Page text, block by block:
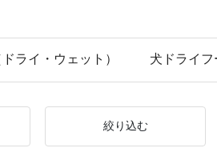
ライ・ウェット） 犬ドライフ
絞り込む